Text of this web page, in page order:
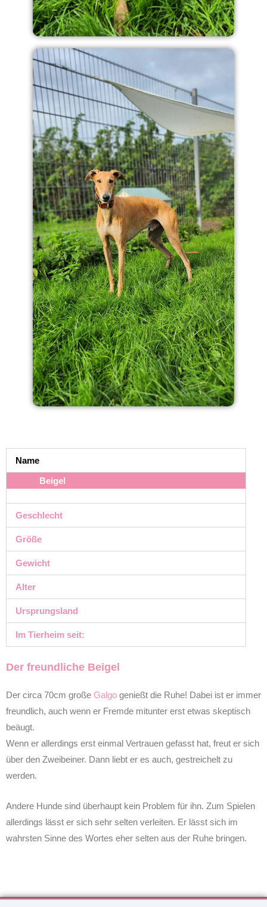
Name
Beigel
Geschlecht
Größe
Gewicht
Alter
Ursprungsland
Im Tierheim seit:
Der freundliche Beigel
Der circa 70cm große Galgo genießt die Ruhe! Dabei ist er immer
freundlich, auch wenn er Fremde mitunter erst etwas skeptisch
beäugt.
Wenn er allerdings erst einmal Vertrauen gefasst hat, freut er sich
über den Zweibeiner. Dann liebt er es auch, gestreichelt zu
werden.
Andere Hunde sind überhaupt kein Problem für ihn. Zum Spielen
allerdings lässt er sich sehr selten verleiten. Er lässt sich im
wahrsten Sinne des Wortes eher selten aus der Ruhe bringen.